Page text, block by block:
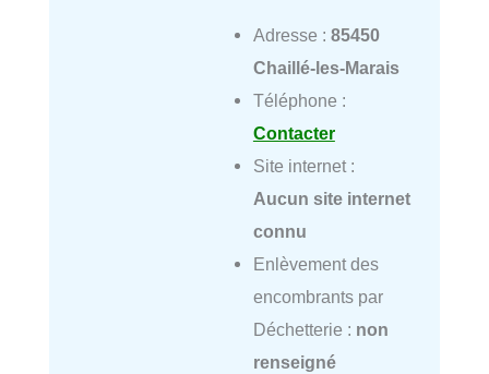
Adresse : 85450
Chaillé-les-Marais
Téléphone :
Contacter
Site internet :
Aucun site internet
connu
Enlèvement des
encombrants par
Déchetterie : non
renseigné